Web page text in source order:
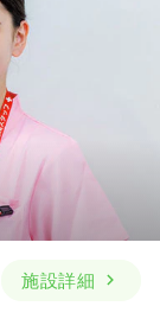
施設詳細